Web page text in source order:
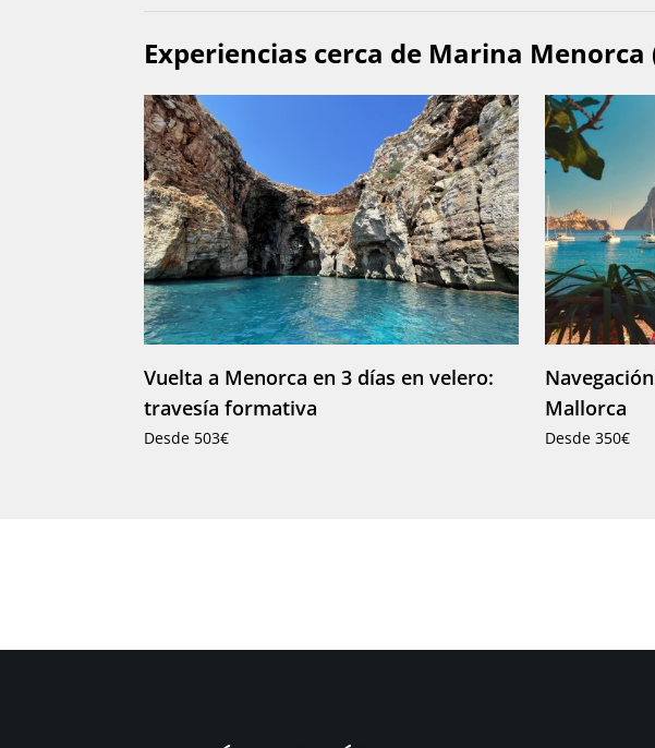
Experiencias cerca de Marina
Vuelta a Menorca en 3 días en velero:
travesía formativa
Desde 503€
Mallorca
Desde 350€